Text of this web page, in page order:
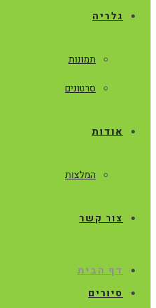
גלריה
תמונות
סרטונים
אודות
המלצות
צור קשר
דף הבית
סיורים